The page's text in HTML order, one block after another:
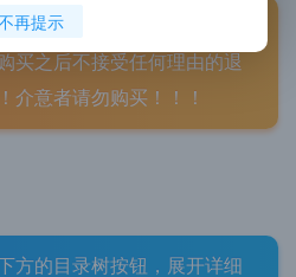
买须知
买之后不接受任何理由的退
介意者请勿购买！！！
方的目录树按钮，展开详细
再提示